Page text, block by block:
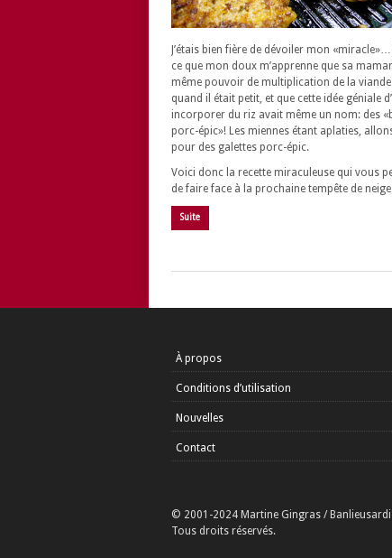
J’étais bien fière de dévoiler mon «miracle»…
ce que mon doux m’apprenne que sa
même pouvoir de multiplication de la viande
quand il était petit, et que cette idée géniale
incorporer du riz avait même un nom: des
porc-épic»! Les miennes étant aplaties,
pour des galettes porc-épic.
Voici donc la recette miraculeuse qui vous
de faire face à la prochaine tempête de
Suite
À propos
Conditions d’utilisation
Nouvelles
Contact
© 2001-2024 Martine Gingras /
Tous droits réservés.